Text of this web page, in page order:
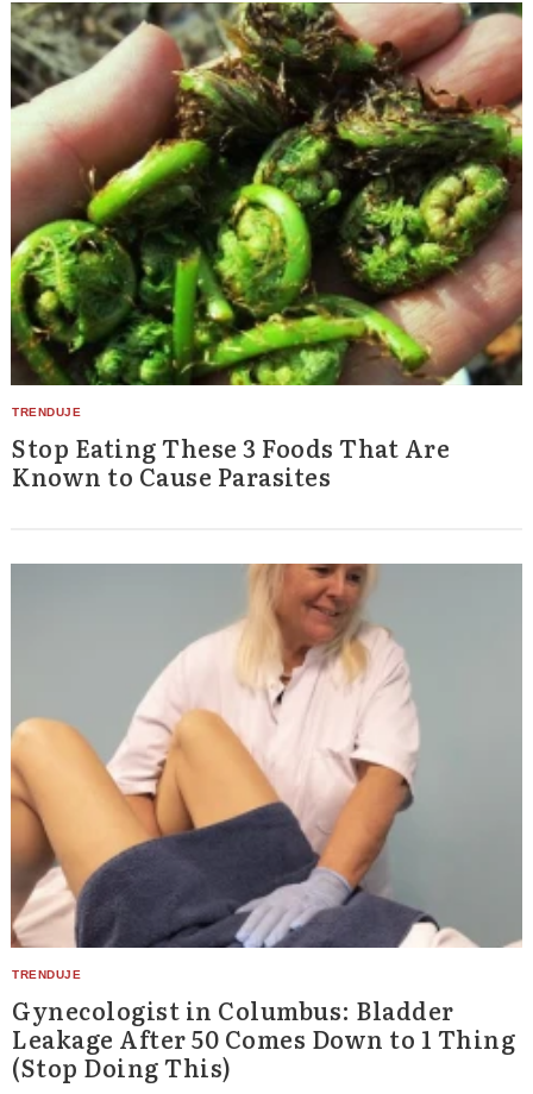
Stop Eating These 3 Foods That Are
Known to Cause Parasites
Gynecologist in Columbus: Bladder
Leakage After 50 Comes Down to 1 Thing
(Stop Doing This)